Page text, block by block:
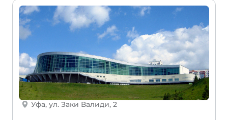
Уфа, ул. Заки Валиди, 2